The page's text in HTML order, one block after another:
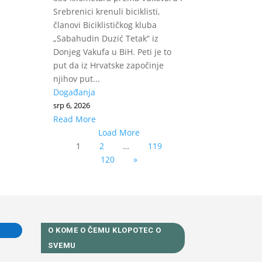
Srebrenici krenuli biciklisti,
članovi Biciklističkog kluba
„Sabahudin Duzić Tetak“ iz
Donjeg Vakufa u BiH. Peti je to
put da iz Hrvatske započinje
njihov put...
Događanja
srp 6, 2026
Read More
Load More
1
2 …
119
120
»
O KOME O ČEMU KLOPOTEC O
SVEMU